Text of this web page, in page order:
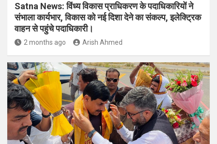
Satna News: विंध्य विकास प्राधिकरण के पदाधिकारियों ने
संभाला कार्यभार, विकास को नई दिशा देने का संकल्प, इलेक्ट्रिक
वाहन से पहुंचे पदाधिकारी।
2 months ago Arish Ahmed